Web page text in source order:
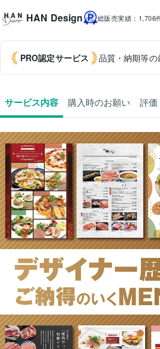
HAN Design 総販売実績： 1,706
PRO認定サービス 品質・納期等
サービス内容 購入時のお願い 評価